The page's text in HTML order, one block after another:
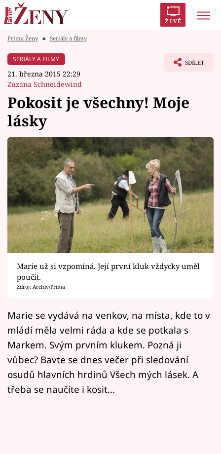
ŽIVĚ
Módní alarm
Témata
Celebrity
Vztahy
Seriály
Horoskopy
Sledujte prima+
Filmový festival Karlovy Vary
Mámy sobě
Přihlášení
Sledujte nás
Prima Ženy ■ Seriály a filmy
SERIÁLY A FILMY
21. března 2015 22:29
Zuzana Schneidewind
SDÍLET
Pokosit je všechny! Moje
lásky
Marie už si vzpomíná. Její první kluk vždycky uměl
poučit.
Zdroj: Archiv/Prima
Marie se vydává na venkov, na místa, kde to v
mládí měla velmi ráda a kde se potkala s
Markem. Svým prvním klukem. Pozná ji
vůbec? Bavte se dnes večer při sledování
osudů hlavních hrdinů Všech mých lásek. A
třeba se naučíte i kosit...